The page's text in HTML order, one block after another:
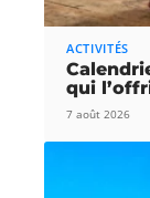
ACTIVITÉS
qui
7 août 2026